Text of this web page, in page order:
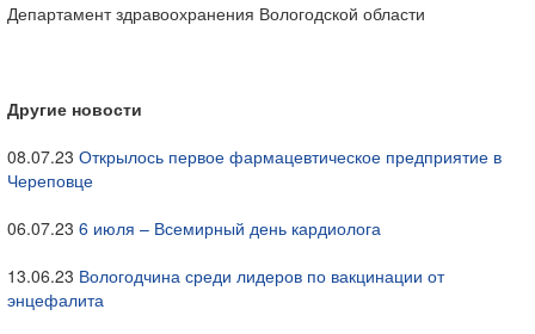
Департамент здравоохранения Вологодской области
Другие новости
08.07.23 Открылось первое фармацевтическое предприятие в
Череповце
06.07.23 6 июля – Всемирный день кардиолога
13.06.23 Вологодчина среди лидеров по вакцинации от
энцефалита